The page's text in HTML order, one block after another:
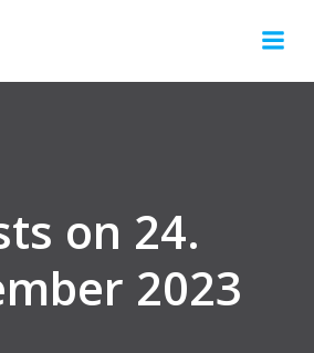
on 24.
2023